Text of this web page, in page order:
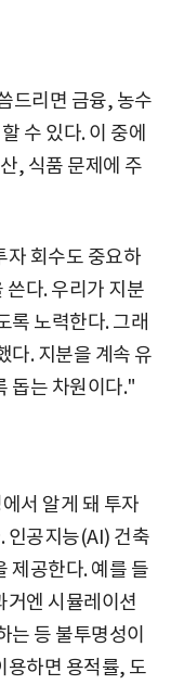
드리면 금융, 농수
수 있다. 이 중에
, 식품 문제에 주
자 회수도 중요하
다. 우리가 지분
록 노력한다. 그래
다. 지분을 계속 유
돕는 차원이다."
서 알게 돼 투자
인공지능(AI) 건축
제공한다. 예를 들
거엔 시뮬레이션
는 등 불투명성이
용하면 용적률, 도